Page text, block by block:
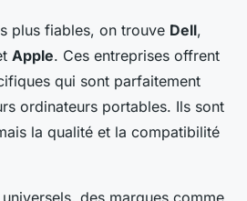
plus fiables, on trouve Dell,
Apple. Ces entreprises offrent
qui sont parfaitement
ordinateurs portables. Ils sont
la qualité et la compatibilité
des marques comme